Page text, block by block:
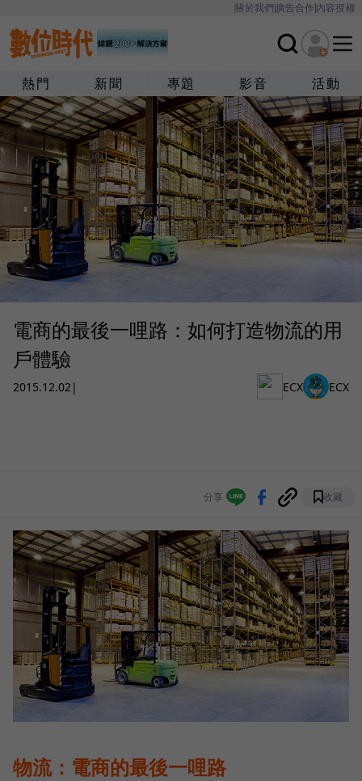
關於我們廣告合作內容授權
熱門 新聞 專題 影音 活動
電商的最後一哩路：如何打造物流的用
戶體驗
2015.12.02 | ECX ECX
分享 收藏
物流：電商的最後一哩路